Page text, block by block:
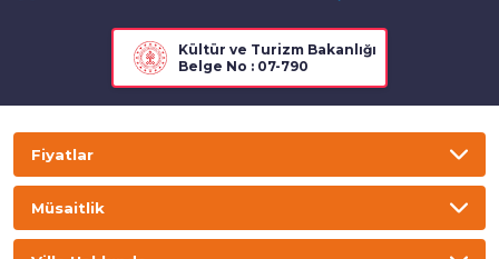
Kültür ve Turizm Bakanlığı
Belge No : 07-790
Fiyatlar
Gecelik Haftalık
Müsaitlik